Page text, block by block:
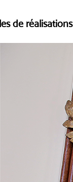
de réalisations